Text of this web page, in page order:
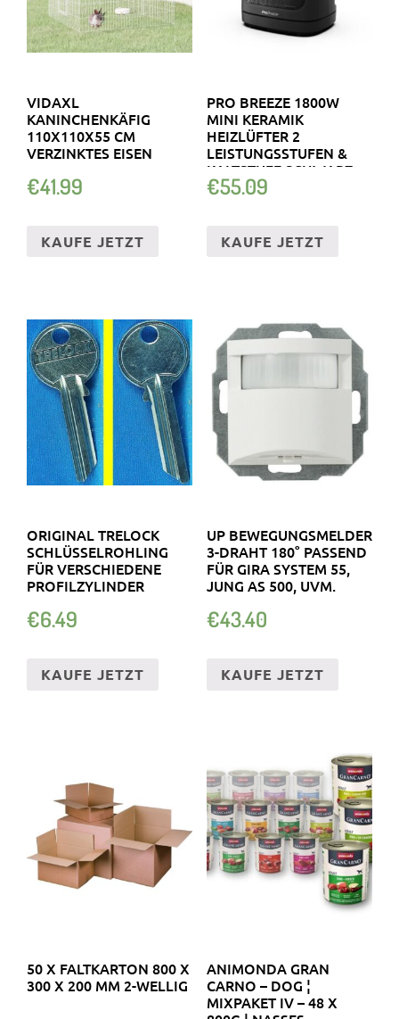
VIDAXL
KANINCHENKÄFIG
110X110X55 CM
VERZINKTES EISEN
€41.99
KAUFE JETZT
PRO BREEZE 1800W
MINI KERAMIK
HEIZLÜFTER 2
LEISTUNGSSTUFEN &
KALTSTUFE SCHWARZ
€55.09
KAUFE JETZT
ORIGINAL TRELOCK
SCHLÜSSELROHLING
FÜR VERSCHIEDENE
PROFILZYLINDER
€6.49
KAUFE JETZT
UP BEWEGUNGSMELDER
3-DRAHT 180° PASSEND
FÜR GIRA SYSTEM 55,
JUNG AS 500, UVM.
€43.40
KAUFE JETZT
50 X FALTKARTON 800 X
300 X 200 MM 2-WELLIG
ANIMONDA GRAN
CARNO – DOG ¦
MIXPAKET IV – 48 X